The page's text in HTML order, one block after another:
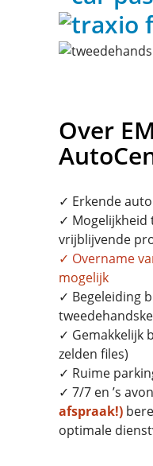
Over EM
✓ Erkende
✓ Mogelijkheid
vrijblijvende
✓ Overname
mogelijk
✓ Begeleiding
✓ Gemakkelijk
zelden files)
✓ Ruime
✓ 7/7 en ’s
afspraak!)
optimale